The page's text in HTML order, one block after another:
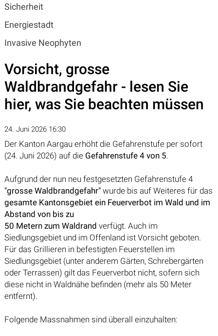
Sicherheit
Energiestadt
Invasive Neophyten
Vorsicht, grosse
Waldbrandgefahr - lesen Sie
hier, was Sie beachten müssen
24. Juni 2026 16:30
Der Kanton Aargau erhöht die Gefahrenstufe per sofort
(24. Juni 2026) auf die Gefahrenstufe 4 von 5.
Aufgrund der nun neu festgesetzten Gefahrenstufe 4
"grosse Waldbrandgefahr"wurde bis auf Weiteres für das
gesamte Kantonsgebiet ein Feuerverbot im Wald und im
Abstand von bis zu
50 Metern zum Waldrand verfügt. Auch im
Siedlungsgebiet und im Offenland ist Vorsicht geboten.
Für das Grillieren in befestigten Feuerstellen im
Siedlungsgebiet (unter anderem Gärten, Schrebergärten
oder Terrassen) gilt das Feuerverbot nicht, sofern sich
diese nicht in Waldnähe befinden (mehr als 50 Meter
entfernt).
Folgende Massnahmen sind überall einzuhalten: